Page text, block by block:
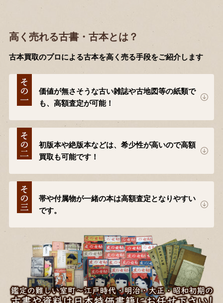
高く売れる古書・古本とは？
古本買取のプロによる古本を高く売る手段をご紹介します
価値が無さそうな古い雑誌や古地図等の紙類で
も、高額査定が可能！
初版本や絶版本などは、希少性が高いので高額
買取も可能です！
帯や付属物が一緒の本は高額査定となりやすい
です。